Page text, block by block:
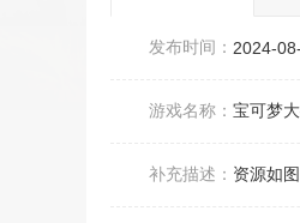
发布时间： 2024-
游戏名称： 宝可梦
补充描述： 资源如